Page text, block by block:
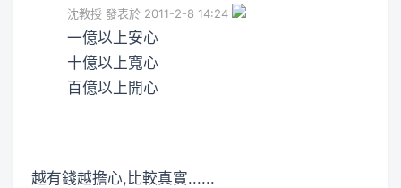
沈教授 發表於 2011-2-8 14:24
一億以上安心
十億以上寬心
百億以上開心
越有錢越擔心,比較真實......